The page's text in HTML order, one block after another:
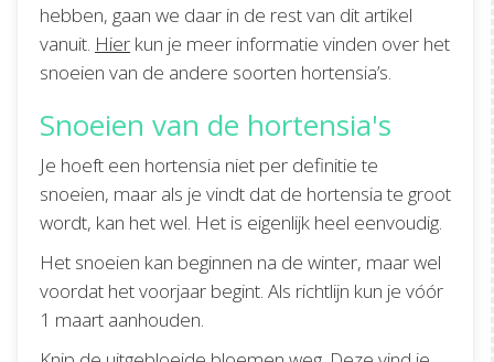
hebben, gaan we daar in de rest van dit artikel
vanuit. Hier kun je meer informatie vinden over het
snoeien van de andere soorten hortensia’s.
Snoeien van de hortensia's
Je hoeft een hortensia niet per definitie te
snoeien, maar als je vindt dat de hortensia te groot
wordt, kan het wel. Het is eigenlijk heel eenvoudig.
Het snoeien kan beginnen na de winter, maar wel
voordat het voorjaar begint. Als richtlijn kun je vóór
1 maart aanhouden.